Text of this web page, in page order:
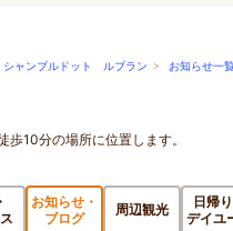
シャンブルドット ルブラン > お知らせ一
10分の場所に位置します。
お知らせ・
ブログ
周辺観光
日帰り
デイユ